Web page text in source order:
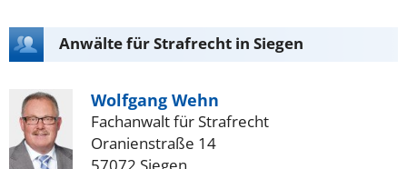
Anwälte für Strafrecht in Siegen
Wolfgang Wehn
Fachanwalt für Strafrecht
Oranienstraße 14